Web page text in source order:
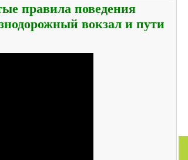
правила поведения
вокзал и пути